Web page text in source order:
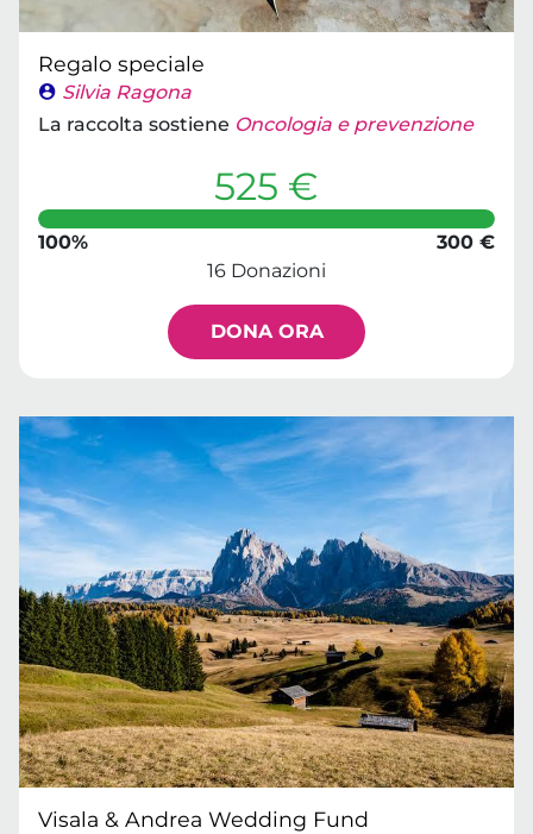
Regalo speciale
Silvia Ragona
La raccolta sostiene Oncologia e prevenzione
525 €
100%
300 €
16 Donazioni
DONA ORA
Visala & Andrea Wedding Fund